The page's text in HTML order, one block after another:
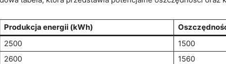
Produkcja energii (kWh)
2500 1500
2600 1560